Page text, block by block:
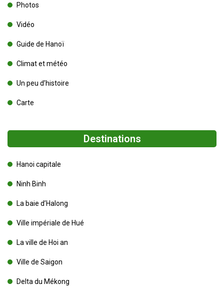
Photos
Vidéo
Guide de Hanoï
Climat et météo
Un peu d’histoire
Carte
Destinations
Hanoi capitale
Ninh Binh
La baie d’Halong
Ville impériale de Hué
La ville de Hoi an
Ville de Saigon
Delta du Mékong